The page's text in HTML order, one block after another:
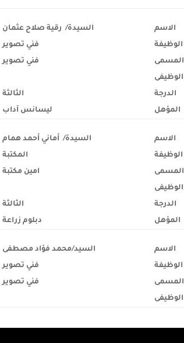
الاسم
السيدة/ رقية صلاح عثمان
الوظيفة
فني تصوير
المسمى
الوظيفى
فني تصوير
الدرجة
الثالثة
المؤهل
ليسانس آداب
الاسم
السيدة/ أماني أحمد همام
الوظيفة
المكتبة
المسمى
الوظيفى
امين مكتبة
الدرجة
الثالثة
المؤهل
دبلوم زراعة
الاسم السيد/محمد فؤاد مصطفى
الوظيفة
فني تصوير
المسمى
الوظيفى
فني تصوير